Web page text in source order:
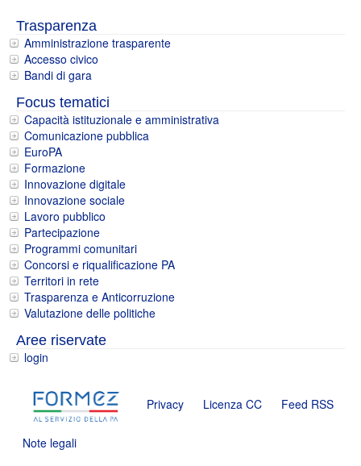
Trasparenza
Amministrazione trasparente
Accesso civico
Bandi di gara
Focus tematici
Capacità istituzionale e amministrativa
Comunicazione pubblica
EuroPA
Formazione
Innovazione digitale
Innovazione sociale
Lavoro pubblico
Partecipazione
Programmi comunitari
Concorsi e riqualificazione PA
Territori in rete
Trasparenza e Anticorruzione
Valutazione delle politiche
Aree riservate
login
Privacy Licenza CC Feed RSS
Note legali